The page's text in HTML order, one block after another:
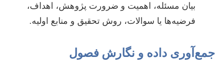
بیان مسئله، اهمیت و ضرورت پژوهش، اهداف،
فرضیه‌ها یا سوالات، روش تحقیق و منابع اولیه.
جمع‌آوری داده و نگارش فصول